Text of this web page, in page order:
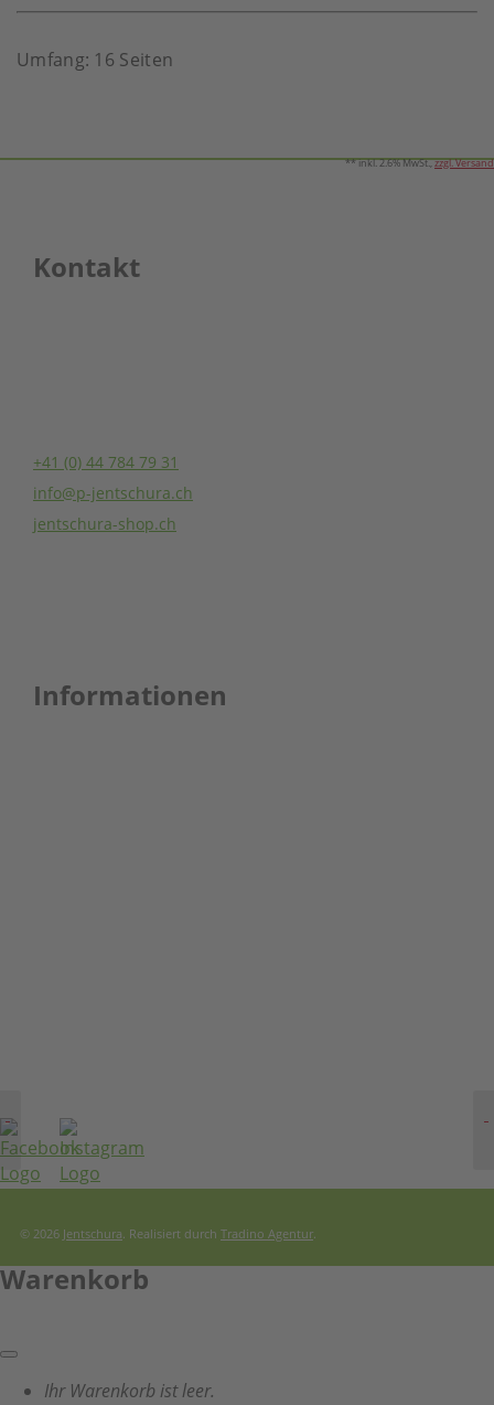
Umfang: 16 Seiten
** inkl. 2.6% MwSt.,zzgl. Versand
Kontakt
+41 (0) 44 784 79 31
info@p-jentschura.ch
jentschura-shop.ch
Informationen
© 2026 Jentschura. Realisiert durch Tradino Agentur.
Warenkorb
Ihr Warenkorb ist leer.